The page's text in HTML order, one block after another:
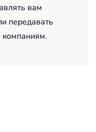
вам
передавать